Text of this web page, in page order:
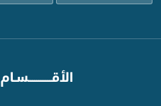
الأقـــــــــــسـام